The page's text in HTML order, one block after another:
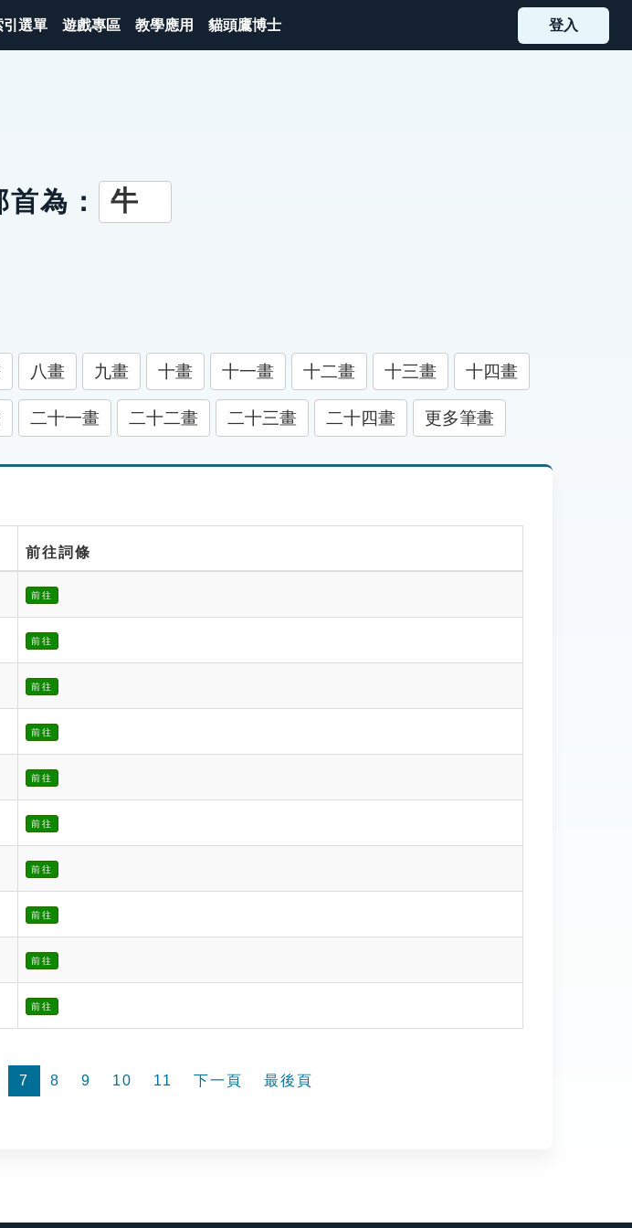
引選單 遊戲專區 教學應用 貓頭鷹博士 登入
為： 牛
八畫 九畫 十畫 十一畫 十二畫 十三畫 十四畫
二十一畫 二十二畫 二十三畫 二十四畫 更多筆畫
前往詞條
前往
前往
前往
前往
前往
前往
前往
前往
前往
前往
7 8 9 10 11 下一頁 最後頁